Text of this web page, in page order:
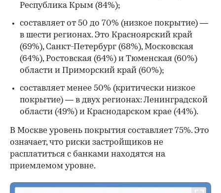
Республика Крым (84%);
составляет от 50 до 70% (низкое покрытие) —
в шести регионах. Это Красноярский край
(69%), Санкт-Петербург (68%), Московская
(64%), Ростовская (64%) и Тюменская (60%)
области и Приморский край (60%);
составляет менее 50% (критически низкое
покрытие) — в двух регионах: Ленинградской
области (49%) и Краснодарском крае (44%).
В Москве уровень покрытия составляет 75%. Это
означает, что риски застройщиков не
расплатиться с банками находятся на
приемлемом уровне.